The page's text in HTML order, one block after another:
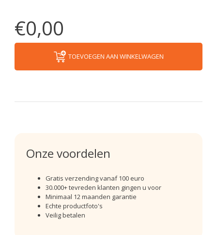
€0,00
TOEVOEGEN AAN WINKELWAGEN
Onze voordelen
Gratis verzending vanaf 100 euro
30.000+ tevreden klanten gingen u voor
Minimaal 12 maanden garantie
Echte productfoto's
Veilig betalen